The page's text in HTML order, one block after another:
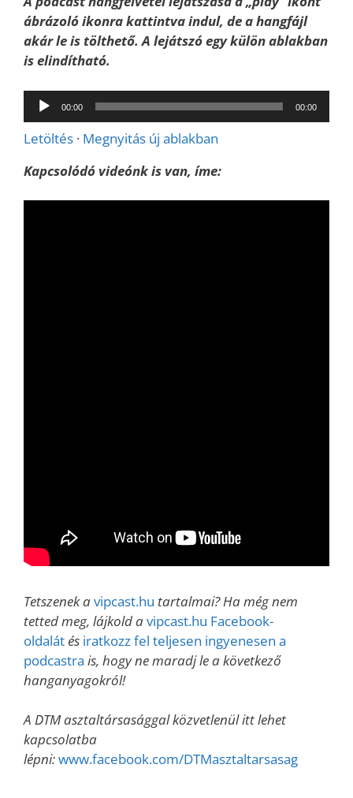
ábrázoló ikonra kattintva indul, de a hangfájl
akár le is tölthető. A lejátszó egy külön ablakban
is elindítható.
Audió
lejátszó
00:00 00:00
Letöltés · Megnyitás új ablakban
Kapcsolódó videónk is van, íme:
Tetszenek avipcast.hu tartalmai? Ha még nem
tetted meg, lájkold avipcast.hu Facebook-
oldalátés iratkozz fel teljesen ingyenesen a
podcastra is, hogy ne maradj le a következő
hanganyagokról!
A DTM asztaltársasággal közvetlenül itt lehet
kapcsolatba
lépni:www.facebook.com/DTMasztaltarsasag